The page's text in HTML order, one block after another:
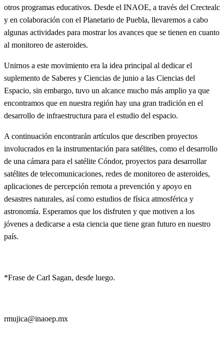
otros programas educativos. Desde el INAOE, a través del Crectealc
y en colaboración con el Planetario de Puebla, llevaremos a cabo
algunas actividades para mostrar los avances que se tienen en cuanto
al monitoreo de asteroides.
Unirnos a este movimiento era la idea principal al dedicar el
suplemento de Saberes y Ciencias de junio a las Ciencias del
Espacio, sin embargo, tuvo un alcance mucho más amplio ya que
encontramos que en nuestra región hay una gran tradición en el
desarrollo de infraestructura para el estudio del espacio.
A continuación encontrarán artículos que describen proyectos
involucrados en la instrumentación para satélites, como el desarrollo
de una cámara para el satélite Cóndor, proyectos para desarrollar
satélites de telecomunicaciones, redes de monitoreo de asteroides,
aplicaciones de percepción remota a prevención y apoyo en
desastres naturales, así como estudios de física atmosférica y
astronomía. Esperamos que los disfruten y que motiven a los
jóvenes a dedicarse a esta ciencia que tiene gran futuro en nuestro
país.
*Frase de Carl Sagan, desde luego.
rmujica@inaoep.mx